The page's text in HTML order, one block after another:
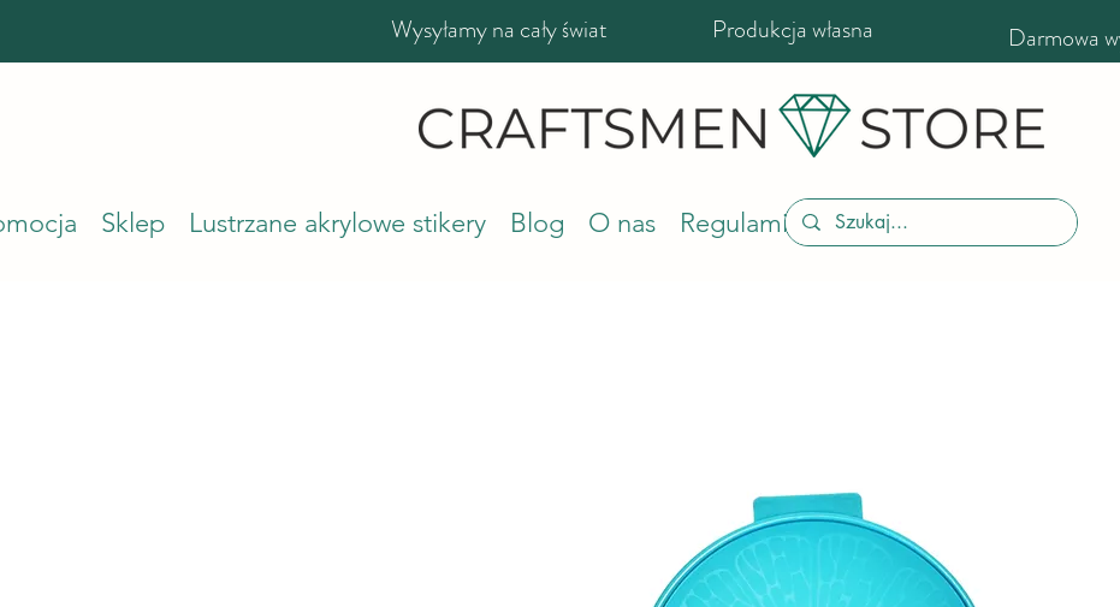
Wysyłamy na cały świat Produkcja własna Darmowa
Sklep Lustrzane akrylowe stikery Blog O nas Regulamin sklepu